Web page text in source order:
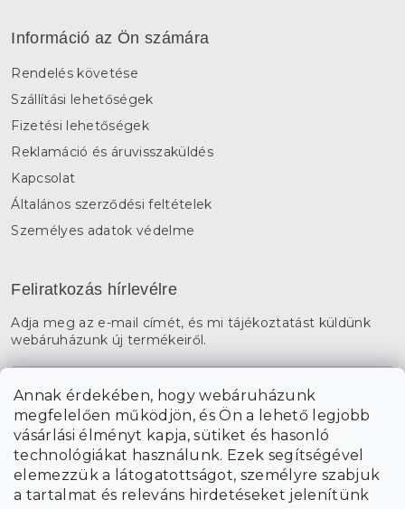
Annak érdekében, hogy webáruházunk
megfelelően működjön, és Ön a lehető legjobb
vásárlási élményt kapja, sütiket és hasonló
technológiákat használunk. Ezek segítségével
elemezzük a látogatottságot, személyre szabjuk
a tartalmat és releváns hirdetéseket jelenítünk
Információ az Ön számára
Rendelés követése
Szállítási lehetőségek
Fizetési lehetőségek
Reklamáció és áruvisszaküldés
Kapcsolat
Általános szerződési feltételek
Személyes adatok védelme
Feliratkozás hírlevélre
Adja meg az e-mail címét, és mi tájékoztatást küldünk
webáruházunk új termékeiről.
A hírlevelekre való feliratkozással egyetérteka személyes
adatok feldolgozásával.
FELIRATKOZÁS